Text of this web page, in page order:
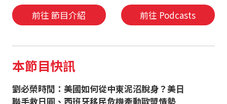
前往 節目介紹 前往 Podcasts
本節目快訊
劉必榮時間：美國如何從中東泥沼脫身？美日
聯手救日圓、西班牙移民危機牽動歐盟情勢